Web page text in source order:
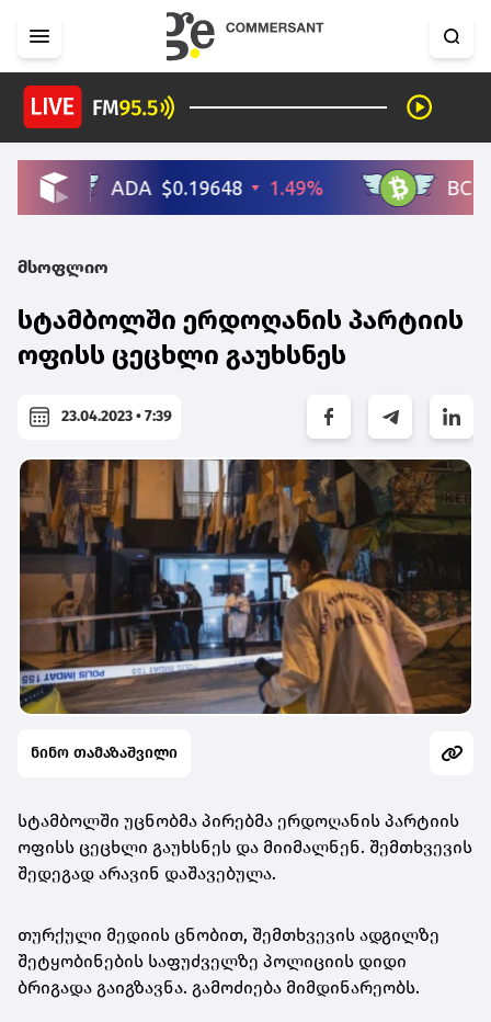
მსოფლიო
სტამბოლში ერდოღანის პარტიის
ოფისს ცეცხლი გაუხსნეს
23.04.2023 • 7:39
ნინო თამაზაშვილი
სტამბოლში უცნობმა პირებმა ერდოღანის პარტიის
ოფისს ცეცხლი გაუხსნეს და მიიმალნენ. შემთხვევის
შედეგად არავინ დაშავებულა.
თურქული მედიის ცნობით, შემთხვევის ადგილზე
შეტყობინების საფუძველზე პოლიციის დიდი
ბრიგადა გაიგზავნა. გამოძიება მიმდინარეობს.